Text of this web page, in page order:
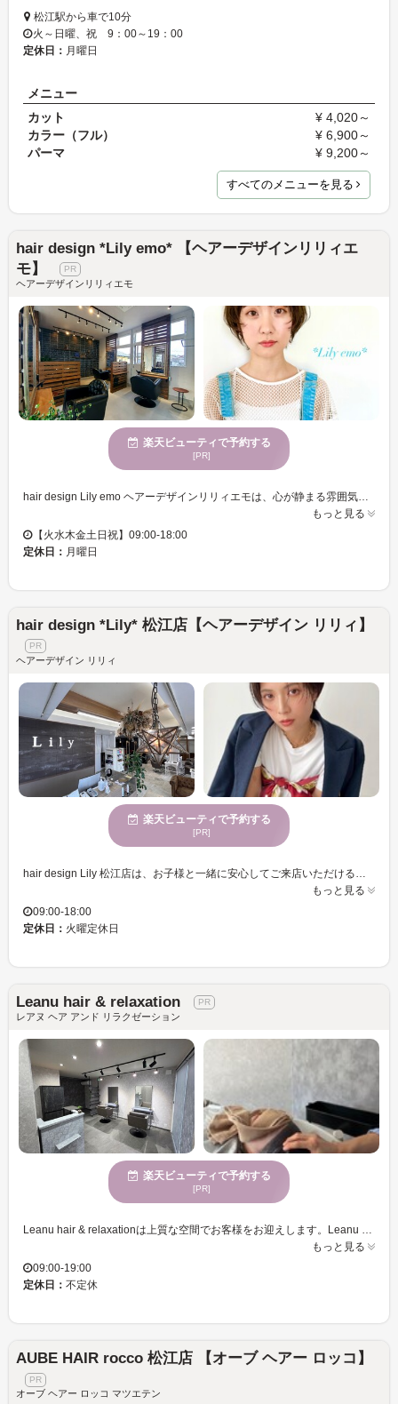
松江駅から車で10分
火～日曜、祝 9：00～19：00
定休日： 月曜日
メニュー
カット
¥ 4,020～
カラー（フル）
¥ 6,900～
パーマ
¥ 9,200～
すべてのメニューを見る
hair design *Lily emo* 【ヘアーデザインリリィエ
モ】
ヘアーデザインリリィエモ
楽天ビューティで予約する
[PR]
もっと見る
【火水木金土日祝】09:00-18:00
定休日： 月曜日
hair design *Lily* 松江店【ヘアーデザイン リリィ】
ヘアーデザイン リリィ
楽天ビューティで予約する
[PR]
hair design Lily 松江店は、お子様と一緒に安心してご来店いただけるママ応援サロンです。広々とした空間で、明るい雰囲気の中でリラックスしながら施術を受けられます。各メニューに特化したスタイリストが在籍し、親身で丁寧なカウンセリングを通じてあなたの“なりたい”を叶えます。カットのスペシャリストがあなたの理想をカタチにし、未来のスタイルをご提案。キッズルームを完備しているため、小さなお子様連れでも安心して過ごせます。幅広い年齢層のお客様に対応し、駐車場、個室も完備。日々の暮らしの中で、自分だけの美しい時間を楽しみたい方にピッタリのサロンです。ぜひhair design Lily 松江店で、満足感の高い美容体験をお試しください。
もっと見る
09:00-18:00
定休日： 火曜定休日
Leanu hair & relaxation
レアヌ ヘア アンド リラクゼーション
楽天ビューティで予約する
[PR]
Leanu hair & relaxationは上質な空間でお客様をお迎えします。Leanu hair & relaxationでは、さまざまな年齢層の女性に支持されており、女性に高く評価されています。トレンドと個性を融合した縮毛矯正で、扱いやすいストレートヘアを実現し、うねりやくせ毛にお悩みの方へも魅力的に変身するお手伝いをいたします。駐車場を完備し、小さなお子様連れも歓迎。安心してお越しいただけます。お支払い方法も多彩で、クレジットカードやQR・バーコード決済、電子マネー決済などに対応しているため、便利にご利用いただけます。ぜひ一度お試しください。
もっと見る
09:00-19:00
定休日： 不定休
AUBE HAIR rocco 松江店 【オーブ ヘアー ロッコ】
オーブ ヘアー ロッコ マツエテン